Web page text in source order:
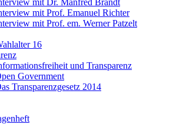
mit Dr. Manfred Brandt
mit Prof. Emanuel Richter
mit Prof. em. Werner Patzelt
16
und Transparenz
Government
Transparenzgesetz 2014